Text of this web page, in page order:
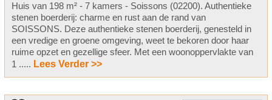
Huis van 198 m² - 7 kamers - Soissons (02200). Authentieke
stenen boerderij: charme en rust aan de rand van
SOISSONS. Deze authentieke stenen boerderij, genesteld in
een vredige en groene omgeving, weet te bekoren door haar
ruime opzet en gezellige sfeer. Met een woonoppervlakte van
1 ..... Lees Verder >>